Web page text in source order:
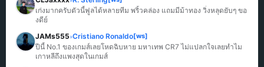
เก่งมากครับตัวนี้ฟูลได้หลายทีม พริ้วคล่อง แถมมีม้าทอง วิ่งหลุดยับๆ ขอ
งดีย์
JAMs555»Cristiano Ronaldo[ws]
ปีนี้ No.1 ของเกมส์เลยโหดฉิบหาย มหาเทพ CR7 ไม่แปลกใจเลยทำไม
เกาหลีถึงแพงสุดในเกมส์